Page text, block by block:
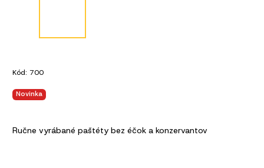
Kód: 700
Novinka
Ručne vyrábané paštéty bez éčok a konzervantov